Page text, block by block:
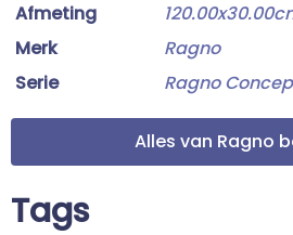
Afmeting
Merk
Ragno
Serie
Ragno
Alles van Ragno
Tags